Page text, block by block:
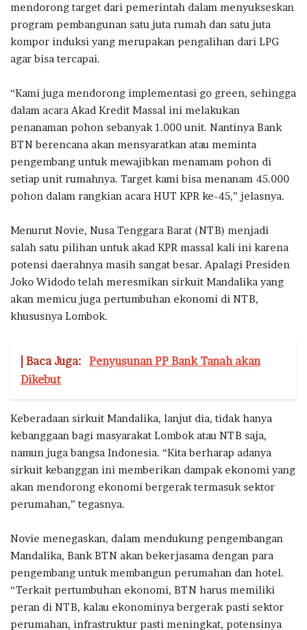
mendorong target dari pemerintah dalam menyukseskan
program pembangunan satu juta rumah dan satu juta
kompor induksi yang merupakan pengalihan dari LPG
agar bisa tercapai.
“Kami juga mendorong implementasi go green, sehingga
dalam acara Akad Kredit Massal ini melakukan
penanaman pohon sebanyak 1.000 unit. Nantinya Bank
BTN berencana akan mensyaratkan atau meminta
pengembang untuk mewajibkan menamam pohon di
setiap unit rumahnya. Target kami bisa menanam 45.000
pohon dalam rangkian acara HUT KPR ke-45,” jelasnya.
Menurut Novie, Nusa Tenggara Barat (NTB) menjadi
salah satu pilihan untuk akad KPR massal kali ini karena
potensi daerahnya masih sangat besar. Apalagi Presiden
Joko Widodo telah meresmikan sirkuit Mandalika yang
akan memicu juga pertumbuhan ekonomi di NTB,
khususnya Lombok.
| Baca Juga: Penyusunan PP Bank Tanah akan
Dikebut
Keberadaan sirkuit Mandalika, lanjut dia, tidak hanya
kebanggaan bagi masyarakat Lombok atau NTB saja,
namun juga bangsa Indonesia. “Kita berharap adanya
sirkuit kebanggan ini memberikan dampak ekonomi yang
akan mendorong ekonomi bergerak termasuk sektor
perumahan,” tegasnya.
Novie menegaskan, dalam mendukung pengembangan
Mandalika, Bank BTN akan bekerjasama dengan para
pengembang untuk membangun perumahan dan hotel.
“Terkait pertumbuhan ekonomi, BTN harus memiliki
peran di NTB, kalau ekonominya bergerak pasti sektor
perumahan, infrastruktur pasti meningkat, potensinya